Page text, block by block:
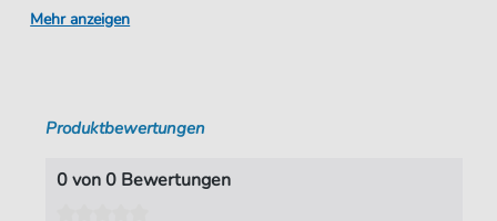
Ära:
Autoren:
Seiten:
17
Mehr anzeigen
Produktbewertungen
0 von 0 Bewertungen